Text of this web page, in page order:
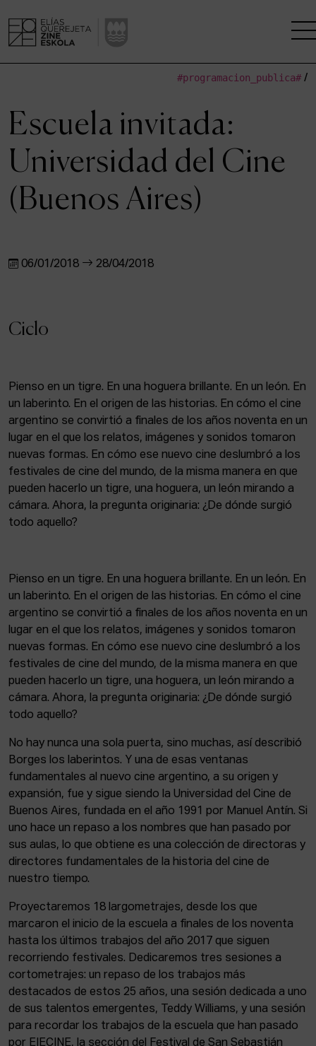
CENTRO DE INVESTIGACIÓN
ESTUDIOS
KINOFABRIKA
ACTUALIDAD
Intranet
EUS
ESP ENG
#programacion_publica#/
Escuela invitada:
Universidad del Cine
(Buenos Aires)
06/01/2018 28/04/2018
Ciclo
Pienso en un tigre. En una hoguera brillante. En un león. En
un laberinto. En el origen de las historias. En cómo el cine
argentino se convirtió a finales de los años noventa en un
lugar en el que los relatos, imágenes y sonidos tomaron
nuevas formas. En cómo ese nuevo cine deslumbró a los
festivales de cine del mundo, de la misma manera en que
pueden hacerlo un tigre, una hoguera, un león mirando a
cámara. Ahora, la pregunta originaria: ¿De dónde surgió
todo aquello?
Pienso en un tigre. En una hoguera brillante. En un león. En
un laberinto. En el origen de las historias. En cómo el cine
argentino se convirtió a finales de los años noventa en un
lugar en el que los relatos, imágenes y sonidos tomaron
nuevas formas. En cómo ese nuevo cine deslumbró a los
festivales de cine del mundo, de la misma manera en que
pueden hacerlo un tigre, una hoguera, un león mirando a
cámara. Ahora, la pregunta originaria: ¿De dónde surgió
todo aquello?
No hay nunca una sola puerta, sino muchas, así describió
Borges los laberintos. Y una de esas ventanas
fundamentales al nuevo cine argentino, a su origen y
expansión, fue y sigue siendo la Universidad del Cine de
Buenos Aires, fundada en el año 1991 por Manuel Antín. Si
uno hace un repaso a los nombres que han pasado por
sus aulas, lo que obtiene es una colección de directoras y
directores fundamentales de la historia del cine de
nuestro tiempo.
Proyectaremos 18 largometrajes, desde los que
marcaron el inicio de la escuela a finales de los noventa
hasta los últimos trabajos del año 2017 que siguen
recorriendo festivales. Dedicaremos tres sesiones a
cortometrajes: un repaso de los trabajos más
destacados de estos 25 años, una sesión dedicada a uno
de sus talentos emergentes, Teddy Williams, y una sesión
para recordar los trabajos de la escuela que han pasado
por EIECINE, la sección del Festival de San Sebastián